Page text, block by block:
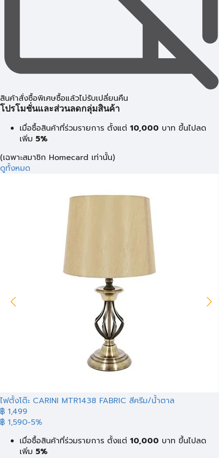
สินค้าสั่งซื้อพิเศษซื้อแล้วไม่รับเปลี่ยนคืน
โปรโมชั่นและส่วนลดกลุ่มสินค้า
เมื่อซื้อสินค้าที่ร่วมรายการ ตั้งแต่ 10,000 บาท ขึ้นไปลด
เพิ่ม 5%
(เฉพาะสมาชิก Homecard เท่านั้น)
ดูทั้งหมด
ไฟตั้งโต๊ะ CARINI MTR1438 FABRIC สีครีม/น้ำตาล
฿ 1,499
฿ 1,590-5%
เมื่อซื้อสินค้าที่ร่วมรายการ ตั้งแต่ 10,000 บาท ขึ้นไปลด
เพิ่ม 5%